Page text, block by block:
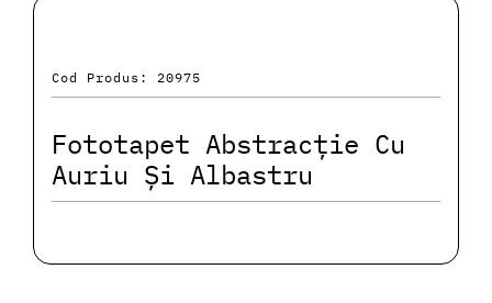
Cod Produs: 20975
Fototapet Abstracție Cu
Auriu Și Albastru